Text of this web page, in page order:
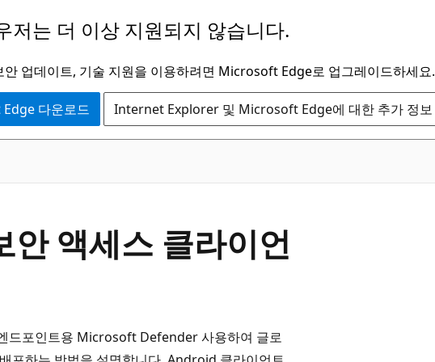
저는 더 이상 지원되지 않습니다.
안 업데이트, 기술 지원을 이용하려면 Microsoft Edge로 업그레이드하세요.
다운로드 Internet Explorer 및 Microsoft Edge에 대한 추가 정보
액세스 클라이언
포인트용 Microsoft Defender 사용하여 글로